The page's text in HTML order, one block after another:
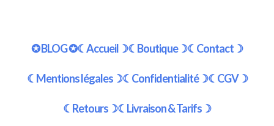
✪ BLOG ✪☾Accueil☽☾Boutique☽☾Contact☽
☾Mentions légales☽☾Confidentialité☽☾CGV☽
☾Retours☽☾Livraison & Tarifs☽